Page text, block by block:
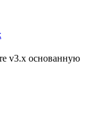
v3.x основанную